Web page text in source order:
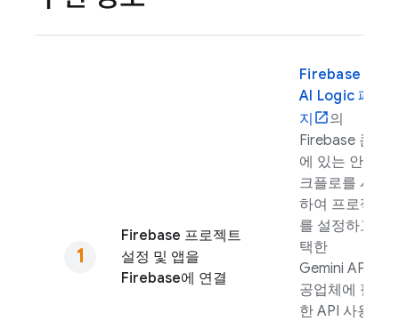
Firebase 프로젝트
설정 및 앱을
Firebase에 연결
Firebase
AI Logic 페이
지
의
Firebase 콘솔
에 있는 안내 워
크플로를 사용
하여 프로젝트
를 설정하고 (선
택한
Gemini API
공업체에 필요
한 API 사용 설